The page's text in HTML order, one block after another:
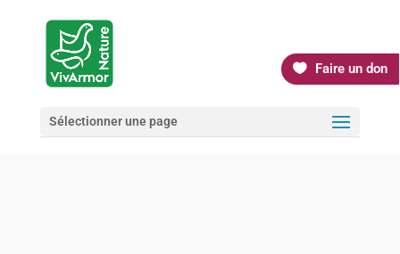
Faire un don
Sélectionner une page